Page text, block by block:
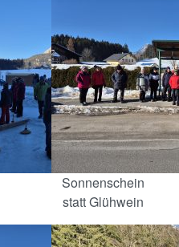
Sonnenschein
statt Glühwein